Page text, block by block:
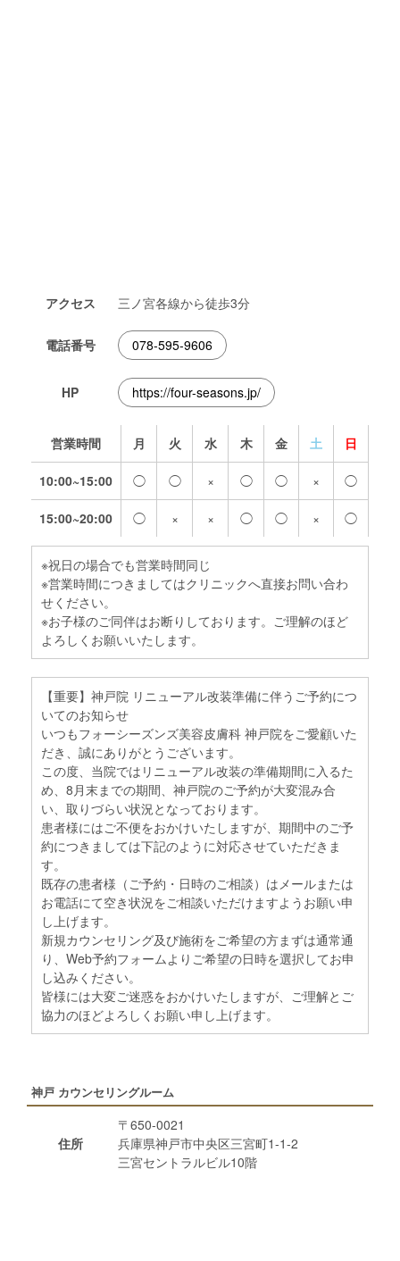
アクセス 三ノ宮各線から徒歩3分
電話番号 078-595-9606
HP https://four-seasons.jp/
営業時間 月 火 水 木 金 土 日
10:00~15:00 ◯ ◯ × ◯ ◯ × ◯
15:00~20:00 ◯ × × ◯ ◯ × ◯
※祝日の場合でも営業時間同じ
※営業時間につきましてはクリニックへ直接お問い合わ
せください。
※お子様のご同伴はお断りしております。ご理解のほど
よろしくお願いいたします。
【重要】神戸院 リニューアル改装準備に伴うご予約につ
いてのお知らせ
いつもフォーシーズンズ美容皮膚科 神戸院をご愛顧いた
だき、誠にありがとうございます。
この度、当院ではリニューアル改装の準備期間に入るた
め、8月末までの期間、神戸院のご予約が大変混み合
い、取りづらい状況となっております。
患者様にはご不便をおかけいたしますが、期間中のご予
約につきましては下記のように対応させていただきま
す。
既存の患者様（ご予約・日時のご相談）はメールまたは
お電話にて空き状況をご相談いただけますようお願い申
し上げます。
新規カウンセリング及び施術をご希望の方まずは通常通
り、Web予約フォームよりご希望の日時を選択してお申
し込みください。
皆様には大変ご迷惑をおかけいたしますが、ご理解とご
協力のほどよろしくお願い申し上げます。
神戸 カウンセリングルーム
住所
〒650-0021
兵庫県神戸市中央区三宮町1-1-2
三宮セントラルビル10階